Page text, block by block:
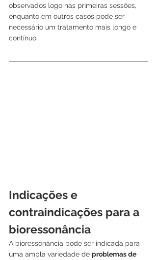
observados logo nas primeiras sessões,
enquanto em outros casos pode ser
necessário um tratamento mais longo e
contínuo.
Indicações e
contraindicações para a
bioressonância
A bioressonância pode ser indicada para
uma ampla variedade de problemas de